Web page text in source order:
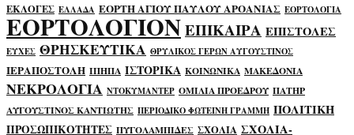
ΕΚΛΟΓΕΣ ΕΛΛΑΔΑ ΕΟΡΤΗ ΑΓΙΟΥ ΠΑΥΛΟΥ ΑΡΟΑΝΙΑΣ ΕΟΡΤΟΛΟΓΙΑ
ΕΟΡΤΟΛΟΓΙΟΝΕΠΙΚΑΙΡΑ ΕΠΙΣΤΟΛΕΣ
ΕΥΧΕΣ ΘΡΗΣΚΕΥΤΙΚΑ ΘΡΥΛΙΚΟΣ ΓΕΡΩΝ ΑΥΓΟΥΣΤΙΝΟΣ
ΙΕΡΑΠΟΣΤΟΛΗ ΙΠΗΠΑ ΙΣΤΟΡΙΚΑ ΚΟΙΝΩΝΙΚΑ ΜΑΚΕΔΟΝΙΑ
ΝΕΚΡΟΛΟΓΙΑ ΝΤΟΚΥΜΑΝΤΕΡ ΟΜΙΛΙΑ ΠΡΟΕΔΡΟΥ ΠΑΤΗΡ
ΑΥΓΟΥΣΤΙΝΟΣ ΚΑΝΤΙΩΤΗΣ ΠΕΡΙΟΔΙΚΟ ΦΩΤΕΙΝΗ ΓΡΑΜΜΗ ΠΟΛΙΤΙΚΗ
ΠΡΟΣΩΠΙΚΟΤΗΤΕΣ ΠΥΓΟΛΑΜΠΙΔΕΣ ΣΧΟΛΙΑ ΣΧΟΛΙΑ-